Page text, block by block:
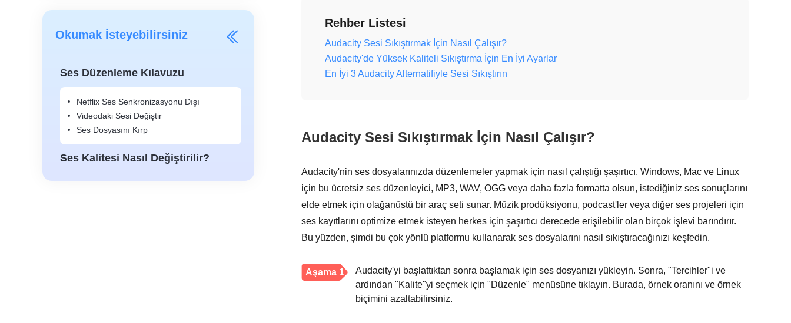
Okumak İsteyebilirsiniz
Ses Düzenleme Kılavuzu
Netflix Ses Senkronizasyonu Dışı
Videodaki Sesi Değiştir
Ses Dosyasını Kırp
Ses Kalitesi Nasıl Değiştirilir?
Rehber Listesi
Audacity Sesi Sıkıştırmak İçin Nasıl Çalışır?
Audacity'de Yüksek Kaliteli Sıkıştırma İçin En İyi Ayarlar
En İyi 3 Audacity Alternatifiyle Sesi Sıkıştırın
Audacity Sesi Sıkıştırmak İçin Nasıl Çalışır?
Audacity'nin ses dosyalarınızda düzenlemeler yapmak için nasıl çalıştığı şaşırtıcı. Windows, Mac ve Linux
için bu ücretsiz ses düzenleyici, MP3, WAV, OGG veya daha fazla formatta olsun, istediğiniz ses sonuçlarını
elde etmek için olağanüstü bir araç seti sunar. Müzik prodüksiyonu, podcast'ler veya diğer ses projeleri için
ses kayıtlarını optimize etmek isteyen herkes için şaşırtıcı derecede erişilebilir olan birçok işlevi barındırır.
Bu yüzden, şimdi bu çok yönlü platformu kullanarak ses dosyalarını nasıl sıkıştıracağınızı keşfedin.
Aşama 1
Audacity'yi başlattıktan sonra başlamak için ses dosyanızı yükleyin. Sonra, "Tercihler"i ve
ardından "Kalite"yi seçmek için "Düzenle" menüsüne tıklayın. Burada, örnek oranını ve örnek
biçimini azaltabilirsiniz.